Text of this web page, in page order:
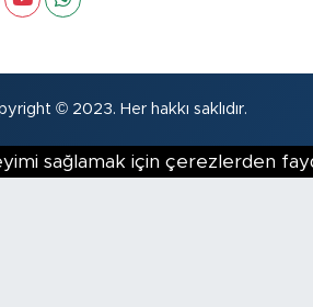
© 2023. Her hakkı saklıdır.
sağlamak için çerezlerden